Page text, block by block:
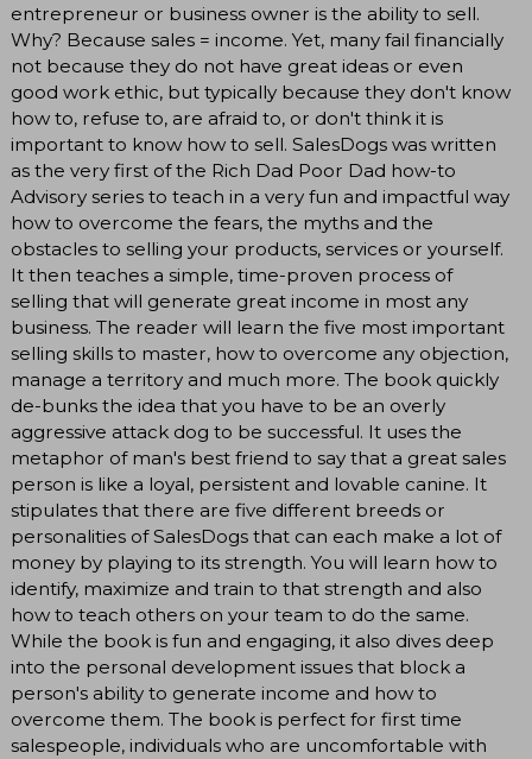
entrepreneur or business owner is the ability to sell.
Why? Because sales = income. Yet, many fail financially
not because they do not have great ideas or even
good work ethic, but typically because they don't know
how to, refuse to, are afraid to, or don't think it is
important to know how to sell. SalesDogs was written
as the very first of the Rich Dad Poor Dad how-to
Advisory series to teach in a very fun and impactful way
how to overcome the fears, the myths and the
obstacles to selling your products, services or yourself.
It then teaches a simple, time-proven process of
selling that will generate great income in most any
business. The reader will learn the five most important
selling skills to master, how to overcome any objection,
manage a territory and much more. The book quickly
de-bunks the idea that you have to be an overly
aggressive attack dog to be successful. It uses the
metaphor of man's best friend to say that a great sales
person is like a loyal, persistent and lovable canine. It
stipulates that there are five different breeds or
personalities of SalesDogs that can each make a lot of
money by playing to its strength. You will learn how to
identify, maximize and train to that strength and also
how to teach others on your team to do the same.
While the book is fun and engaging, it also dives deep
into the personal development issues that block a
person's ability to generate income and how to
overcome them. The book is perfect for first time
salespeople, individuals who are uncomfortable with